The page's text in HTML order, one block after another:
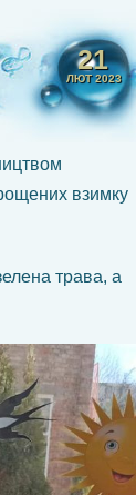
21
ЛЮТ 2023
взимку
трава, а